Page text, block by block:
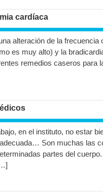
cardíaca
alteración de la frecuencia
es muy alto) y la
remedios caseros para
en el instituto, no estar
Son muchas las
partes del